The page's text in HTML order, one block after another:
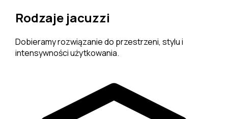
Rodzaje jacuzzi
Dobieramy rozwiązanie do przestrzeni, stylu i
intensywności użytkowania.